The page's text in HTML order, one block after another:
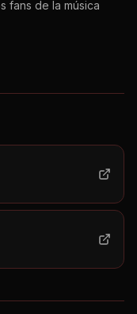
fans de la música